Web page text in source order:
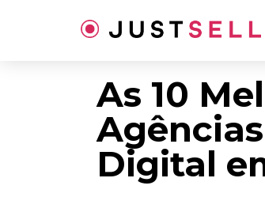
As 10
Digital